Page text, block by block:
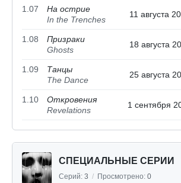
1.07
На острие
In the Trenches
11 августа
1.08
Призраки
Ghosts
18 августа
1.09
Танцы
The Dance
25 августа
1.10
Откровения
Revelations
1 сентября
СПЕЦИАЛЬНЫЕ СЕРИИ
Серий: 3 / Просмотрено: 0